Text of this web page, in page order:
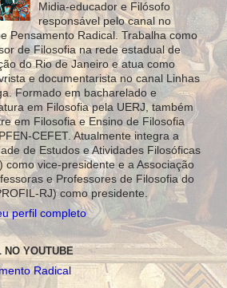
Midia-educador e Filósofo
responsável pelo canal no
Pensamento Radical. Trabalha como
de Filosofia na rede estadual de
do Rio de Janeiro e atua como
e documentarista no canal Linhas
Formado em bacharelado e
em Filosofia pela UERJ, também
em Filosofia e Ensino de Filosofia
CEFET. Atualmente integra a
de Estudos e Atividades Filosóficas
como vice-presidente e a Associação
e Professores de Filosofia do
RJ) como presidente.
perfil completo
NO YOUTUBE
Radical